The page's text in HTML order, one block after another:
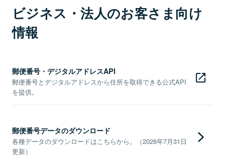
ビジネス・法人のお客さま向け
情報
郵便番号・デジタルアドレスAPI
郵便番号とデジタルアドレスから住所を取得できる公式API
を提供。
郵便番号データのダウンロード
各種データのダウンロードはこちらから。（2026年7月31日
更新）